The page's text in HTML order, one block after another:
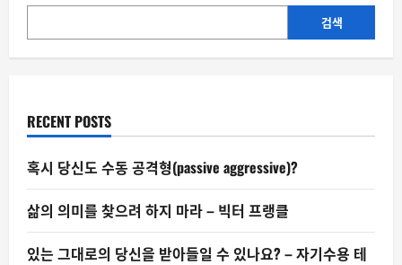
당
을
아
있
나
요?
자
기
수
테
스
트
검색
RECENT POSTS
혹시 당신도 수동 공격형(passive aggressive)?
삶의 의미를 찾으려 하지 마라 – 빅터 프랭클
있는 그대로의 당신을 받아들일 수 있나요? – 자기수용 테